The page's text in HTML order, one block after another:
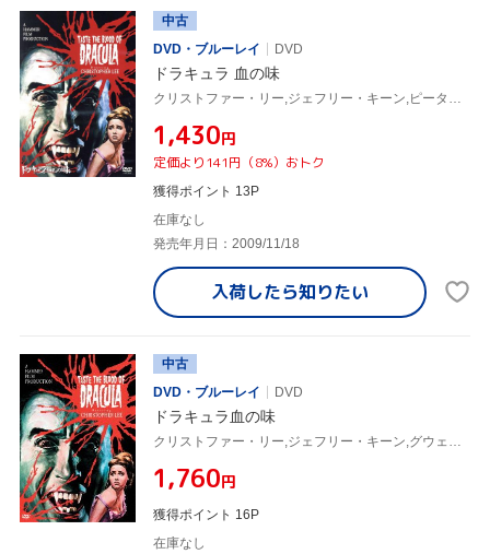
中古
DVD・ブルーレイ
DVD
ドラキュラ 血の味
¥1,430円
定価より141円（8%）おトク
獲得ポイント 13P
在庫なし
発売年月日：2009/11/18
入荷したら知りたい
中古
DVD・ブルーレイ
DVD
ドラキュラ血の味
¥1,760円
獲得ポイント 16P
在庫なし